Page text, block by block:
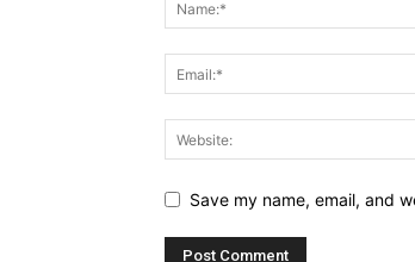
Save my name, email, and